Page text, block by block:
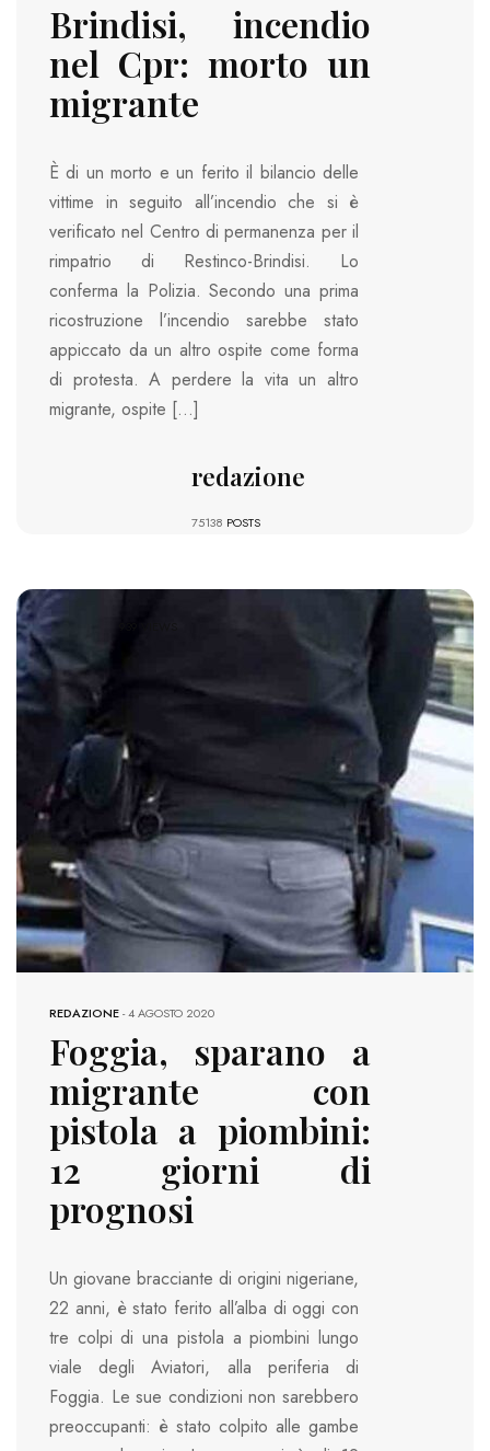
Brindisi, incendio
nel Cpr: morto un
migrante
È di un morto e un ferito il bilancio delle
vittime in seguito all’incendio che si è
verificato nel Centro di permanenza per il
rimpatrio di Restinco-Brindisi. Lo
conferma la Polizia. Secondo una prima
ricostruzione l’incendio sarebbe stato
appiccato da un altro ospite come forma
di protesta. A perdere la vita un altro
migrante, ospite […]
redazione
75138 POSTS
REDAZIONE-4 AGOSTO 2020
Foggia, sparano a
migrante con
pistola a piombini:
12 giorni di
prognosi
Un giovane bracciante di origini nigeriane,
22 anni, è stato ferito all’alba di oggi con
tre colpi di una pistola a piombini lungo
viale degli Aviatori, alla periferia di
Foggia. Le sue condizioni non sarebbero
preoccupanti: è stato colpito alle gambe